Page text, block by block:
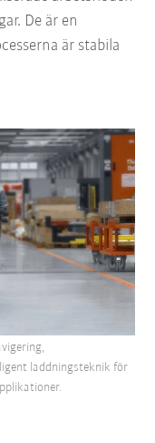
De är en
är stabila
laddningsteknik för